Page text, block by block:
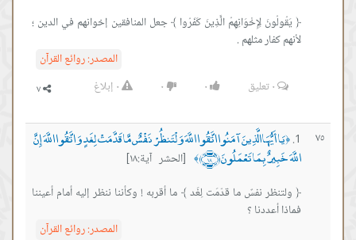
﴿ يَقُولُونَ لِإِخْوَانِهِمُ الَّذِينَ كَفَرُوا ﴾ جعل المنافقين إخوانهم في الدين ؛
لأنهم كفار مثلهم .
المصدر:روائع القرآن
٠تعليق ٠ ٠ ٠ إبلاغ
٧٥ ﴿يَا أَيُّهَا الَّذِينَ آمَنُوا اتَّقُوا اللَّهَ وَلْتَنظُرْ نَفْسٌ مَّا قَدَّمَتْ لِغَدٍ وَاتَّقُوا اللَّهَ إِنَّ
اللَّهَ خَبِيرٌ بِمَا تَعْمَلُونَ ﴿١٨﴾ ﴾
[الحشر آية:١٨]
﴿ ولتنظر نفسٌ ما قدّمَت لِغَد ﴾ ما أقربه ! وكأننا ننظر إليه أمام أعيننا
فماذا أعددنا ؟
المصدر:روائع القرآن